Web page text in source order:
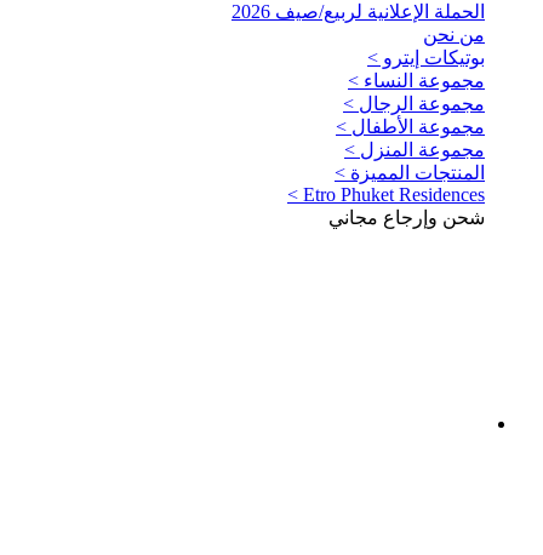
الحملة الإعلانية لربيع/صيف 2026
من نحن
بوتيكات إيترو >
مجموعة النساء >
مجموعة الرجال >
مجموعة الأطفال >
مجموعة المنزل >
المنتجات المميزة >
Etro Phuket Residences >
شحن وإرجاع مجاني